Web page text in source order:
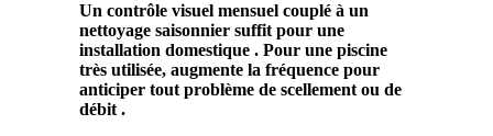
Un contrôle visuel mensuel couplé à un
nettoyage saisonnier suffit pour une
installation domestique . Pour une piscine
très utilisée, augmente la fréquence pour
anticiper tout problème de scellement ou de
débit .